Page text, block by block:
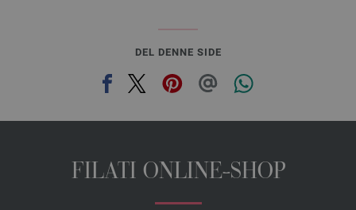
DEL DENNE SIDE
FILATI ONLINE-SHOP